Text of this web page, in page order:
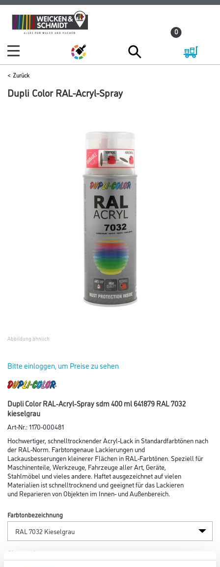
Zum
Inhalt
Zum
Navigationsmenü
0
Zurück
Dupli Color RAL-Acryl-Spray
Abbildung ähnlich
Bitte einloggen, um Preise zu sehen
Dupli Color RAL-Acryl-Spray sdm 400 ml 641879 RAL 7032
kieselgrau
Art-Nr.:1170-000481
Hochwertiger, schnelltrocknender Acryl-Lack in Standardfarbtönen nach
der RAL-Norm. Farbtongenaue Lackierungen und
Lackausbesserungen kleinerer Flächen in RAL-Farbtönen. Speziell für
Maschinenteile, Werkzeuge, Fahrzeuge aller Art, Geräte,
Stahlmöbel und vieles andere. Haftet ausgezeichnet auf vielen
Materialien ist schnelltrocknend und geeignet für das Lackieren
und Reparieren von Objekten im Innen- und Außenbereich.
Farbtonbezeichnung
Glanzgrad